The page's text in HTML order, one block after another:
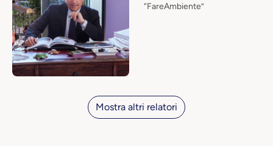
“FareAmbiente”
Mostra altri relatori